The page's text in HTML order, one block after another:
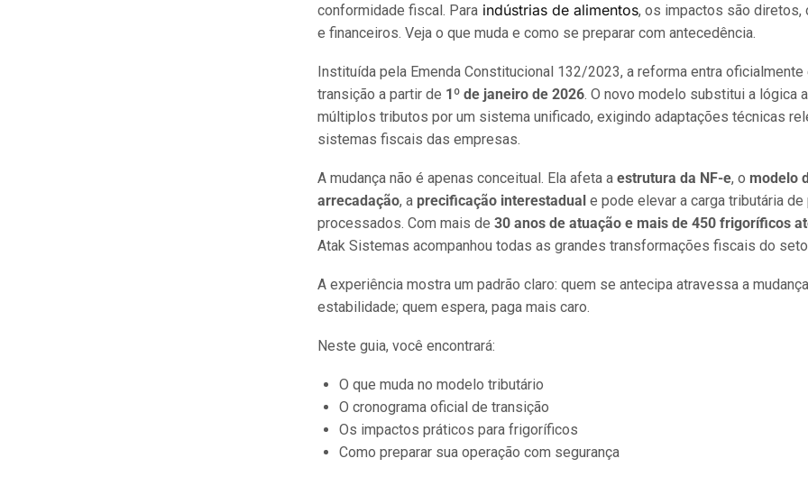
conformidade fiscal. Para indústrias de alimentos, os impactos são diretos,
e financeiros. Veja o que muda e como se preparar com antecedência.
Instituída pela Emenda Constitucional 132/2023, a reforma entra
transição a partir de 1º de janeiro de 2026. O novo modelo substitui a lógica
múltiplos tributos por um sistema unificado, exigindo adaptações técnicas
sistemas fiscais das empresas.
A mudança não é apenas conceitual. Ela afeta a estrutura da NF-e, o modelo
arrecadação, a precificação interestadual e pode elevar a carga tributária
processados. Com mais de 30 anos de atuação e mais de 450 frigoríficos
Atak Sistemas acompanhou todas as grandes transformações fiscais do
A experiência mostra um padrão claro: quem se antecipa atravessa a
estabilidade; quem espera, paga mais caro.
Neste guia, você encontrará:
O que muda no modelo tributário
O cronograma oficial de transição
Os impactos práticos para frigoríficos
Como preparar sua operação com segurança